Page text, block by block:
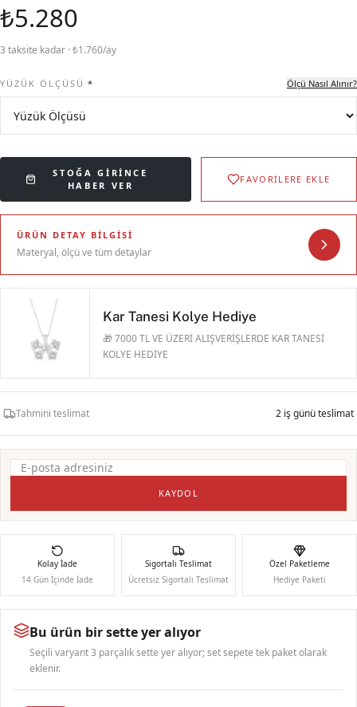
₺5.280
3 taksite kadar · ₺1.760/ay
YÜZÜK ÖLÇÜSÜ * Ölçü Nasıl Alınır?
STOĞA GIRINCE
HABER VER
FAVORİLERE EKLE
ÜRÜN DETAY BILGISI
Materyal, ölçü ve tüm detaylar
Kar Tanesi Kolye Hediye
🎁 7000 TL VE ÜZERİ ALIŞVERİŞLERDE KAR TANESİ
KOLYE HEDİYE
Tahmini teslimat 2 iş günü teslimat
KAYDOL
Kolay İade
14 Gün İçinde İade
Sigortalı Teslimat
Ücretsiz Sigortalı Teslimat
Özel Paketleme
Hediye Paketi
Bu ürün bir sette yer alıyor
Seçili varyant 3 parçalık sette yer alıyor; set sepete tek paket olarak
eklenir.